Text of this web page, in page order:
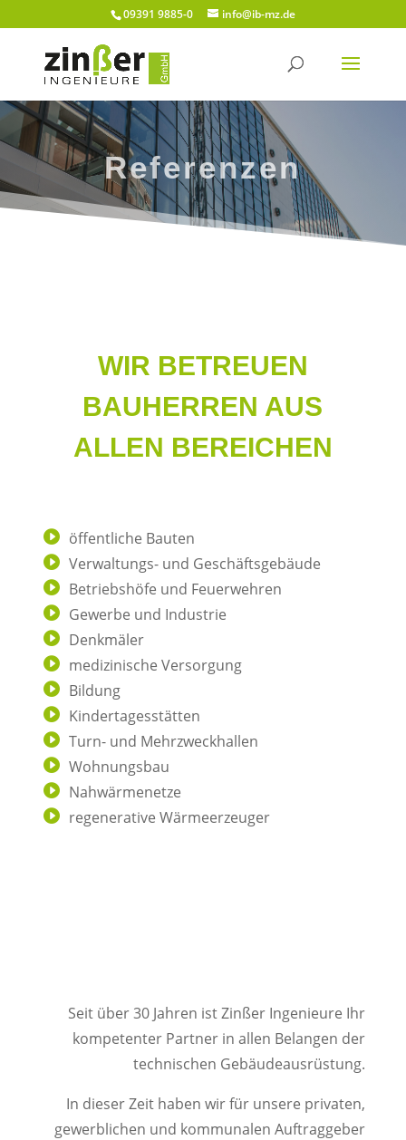
09391 9885-0 info@ib-mz.de
Referenzen
WIR BETREUEN
BAUHERREN AUS
ALLEN BEREICHEN
öffentliche Bauten
Verwaltungs- und Geschäftsgebäude
Betriebshöfe und Feuerwehren
Gewerbe und Industrie
Denkmäler
medizinische Versorgung
Bildung
Kindertagesstätten
Turn- und Mehrzweckhallen
Wohnungsbau
Nahwärmenetze
regenerative Wärmeerzeuger
Seit über 30 Jahren ist Zinßer Ingenieure Ihr
kompetenter Partner in allen Belangen der
technischen Gebäudeausrüstung.
In dieser Zeit haben wir für unsere privaten,
gewerblichen und kommunalen Auftraggeber